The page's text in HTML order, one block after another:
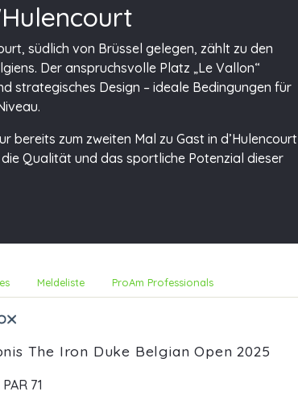
südlich von Brüssel gelegen, zählt zu den
Der anspruchsvolle Platz „Le Vallon“
strategisches Design – ideale Bedingungen für
bereits zum zweiten Mal zu Gast in d’Hulencourt
Qualität und das sportliche Potenzial dieser
Meldeliste ProAm Professionals
The Iron Duke Belgian Open 2025
71